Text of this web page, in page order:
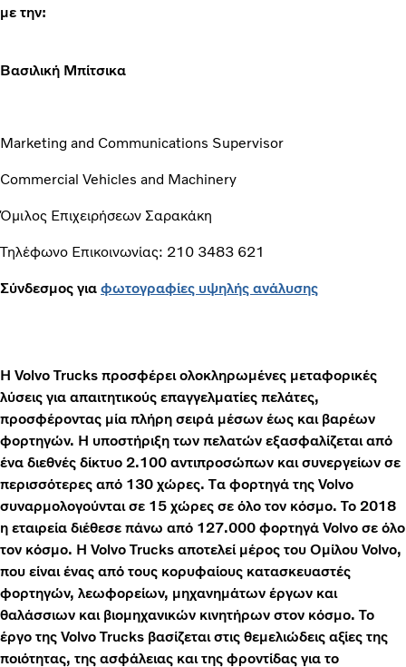
με την:
Βασιλική Μπίτσικα
Marketing and Communications Supervisor
Commercial Vehicles and Machinery
Όμιλος Επιχειρήσεων Σαρακάκη
Τηλέφωνο Επικοινωνίας: 210 3483 621
Σύνδεσμος για φωτογραφίες υψηλής ανάλυσης
Η Volvo Trucks προσφέρει ολοκληρωμένες μεταφορικές
λύσεις για απαιτητικούς επαγγελματίες πελάτες,
προσφέροντας μία πλήρη σειρά μέσων έως και βαρέων
φορτηγών. Η υποστήριξη των πελατών εξασφαλίζεται από
ένα διεθνές δίκτυο 2.100 αντιπροσώπων και συνεργείων σε
περισσότερες από 130 χώρες. Τα φορτηγά της Volvo
συναρμολογούνται σε 15 χώρες σε όλο τον κόσμο. Το 2018
η εταιρεία διέθεσε πάνω από 127.000 φορτηγά Volvo σε όλο
τον κόσμο. Η Volvo Trucks αποτελεί μέρος του Ομίλου Volvo,
που είναι ένας από τους κορυφαίους κατασκευαστές
φορτηγών, λεωφορείων, μηχανημάτων έργων και
θαλάσσιων και βιομηχανικών κινητήρων στον κόσμο. Το
έργο της Volvo Trucks βασίζεται στις θεμελιώδεις αξίες της
ποιότητας, της ασφάλειας και της φροντίδας για το